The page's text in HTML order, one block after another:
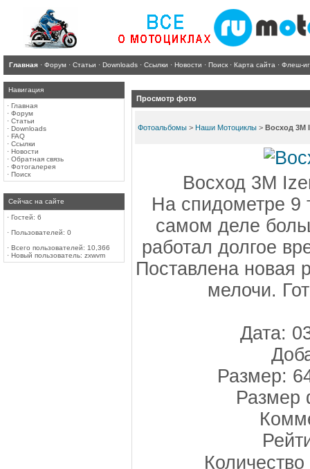
Главная · Форум · Статьи · Downloads · Ссылки · Новости · Поиск · Карта сайта · Флеш-
Навигация
· Главная
· Форум
· Статьи
· Downloads
· FAQ
· Ссылки
· Новости
· Обратная связь
· Фотогалерея
· Поиск
Сейчас на сайте
· Гостей: 6
· Пользователей: 0
· Всего пользователей: 10,366
· Новый пользователь: zxwvm
Просмотр фото
Фотоальбомы > Наши Мотоциклы > Восход 3М
Восход 3М
На спидометре 9
самом деле
работал долгое
Поставлена новая
мелочи.
Дата:
Размер:
Размер